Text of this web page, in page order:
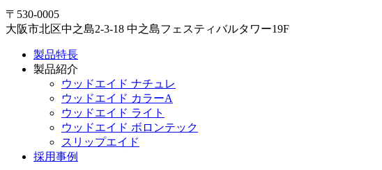
〒530-0005
大阪市北区中之島2-3-18 中之島フェスティバルタワー19F
製品特長
製品紹介
ウッドエイド ナチュレ
ウッドエイド カラーA
ウッドエイド ライト
ウッドエイド ボロンテック
スリップエイド
採用事例